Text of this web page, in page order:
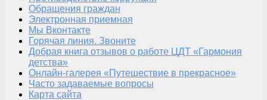
Обращения граждан
Электронная приемная
Мы Вконтакте
Горячая линия. Звоните
Добрая книга отзывов о работе ЦДТ «Гармония
детства»
Онлайн-галерея «Путешествие в прекрасное»
Часто задаваемые вопросы
Карта сайта